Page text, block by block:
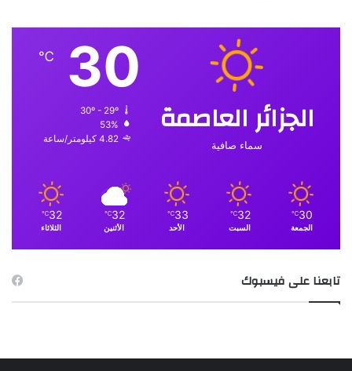
الجزائر العاصمة
سماء صافية
30
℃
30º - 29º
53%
4.82 كيلومتر/ساعة
30
℃
الجمعة
32
℃
السبت
33
℃
الأحد
32
℃
الأثنين
32
℃
الثلاثاء
تابعنا على فيسبوك